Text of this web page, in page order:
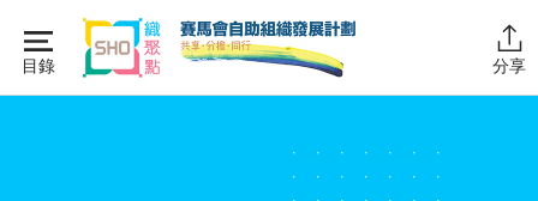
content
目錄 分享
主頁